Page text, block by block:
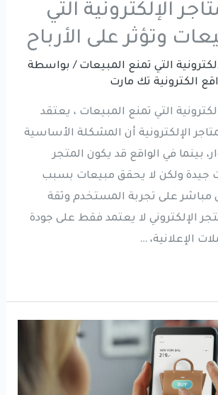
الإلكترونية التي
وتؤثر على الأرباح
التي تمنع المبيعات / بواسطة
الكترونية تك مارت
التي تمنع المبيعات ، يعتقد
الإلكترونية أن المشكلة الأساسية
بينما في الواقع قد يكون المتجر
جيدة ولكن لا يحقق مبيعات بسبب
مباشر على تجربة المستخدم وثقة
الإلكتروني لا يعتمد فقط على جودة
الإعلانية، …